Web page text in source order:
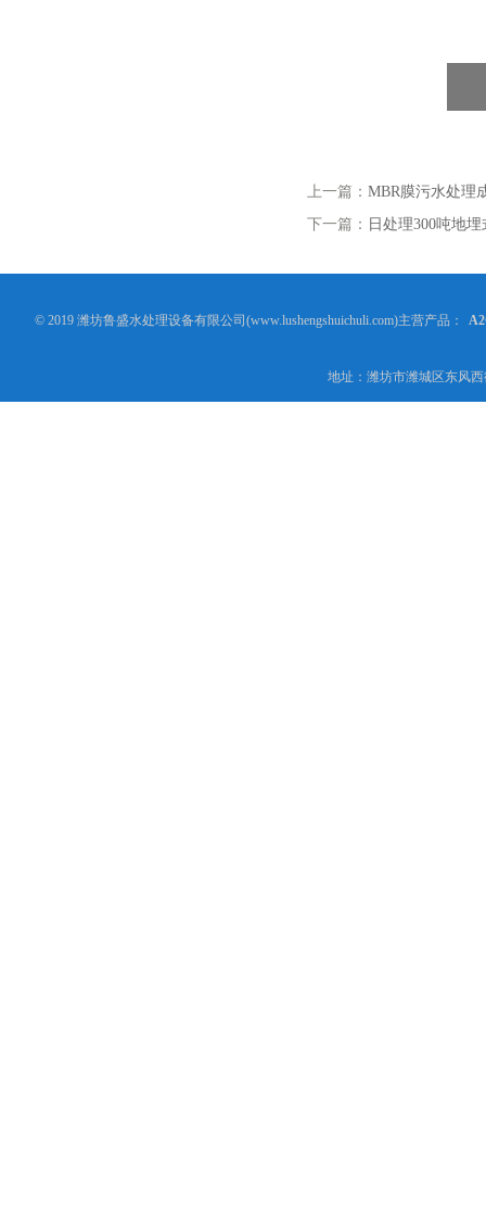
上一篇： MBR膜污水处理
下一篇： 日处理300吨地
© 2019 潍坊鲁盛水处理设备有限公司(www.lushengshuichuli.com)主营产品：
地址：潍坊市潍城区东风